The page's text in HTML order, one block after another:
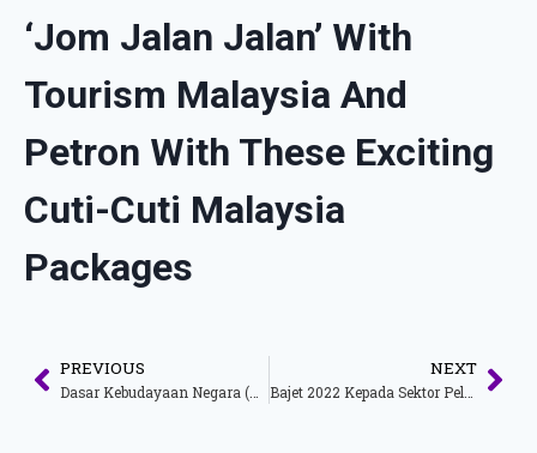
‘Jom Jalan Jalan’ With
Tourism Malaysia And
Petron With These Exciting
Cuti-Cuti Malaysia
Packages
PREVIOUS NEXT